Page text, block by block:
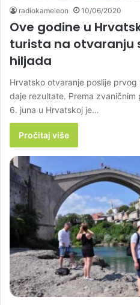
radiokameleon 10/06/2020
Ove godine u
turista na otvaranju
hiljada
Hrvatsko otvaranje poslije
daje rezultate. Prema zvaničnim
6. juna u Hrvatskoj je…
Pročitaj više